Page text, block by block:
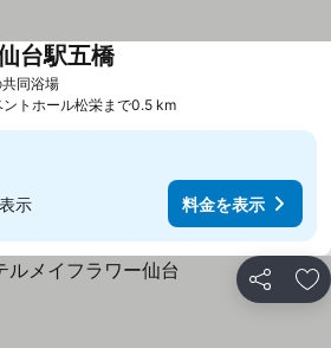
同浴場
台駅五橋
ントホール松栄まで0.5 km
示 料金を表示
シェア お